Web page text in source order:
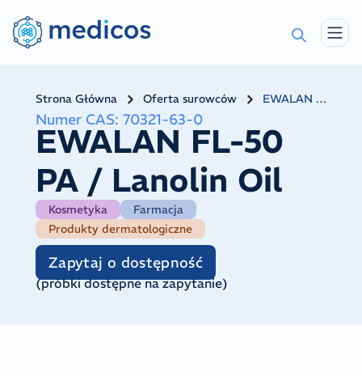
Strona Główna Oferta surowców EWALAN FL-50 PA / Lanolin Oil
Numer CAS: 70321-63-0
EWALAN FL-50
PA / Lanolin Oil
Kosmetyka
Farmacja
Produkty dermatologiczne
Zapytaj o dostępność
(próbki dostępne na zapytanie)